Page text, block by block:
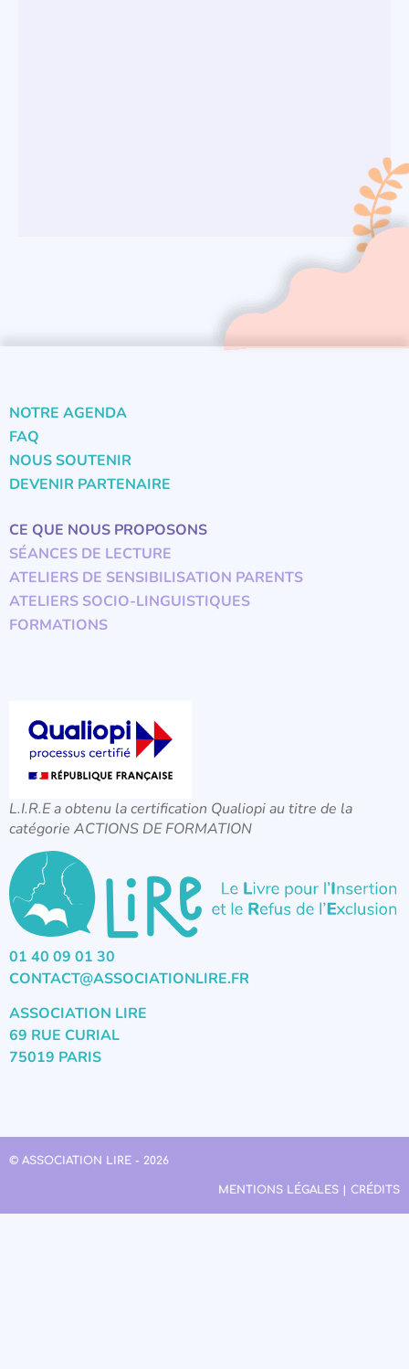
NOTRE AGENDA
FAQ
NOUS SOUTENIR
DEVENIR PARTENAIRE
CE QUE NOUS PROPOSONS
SÉANCES DE LECTURE
ATELIERS DE SENSIBILISATION PARENTS
ATELIERS SOCIO-LINGUISTIQUES
FORMATIONS
L.I.R.E a obtenu la certification Qualiopi au titre de la
catégorie ACTIONS DE FORMATION
01 40 09 01 30
CONTACT@ASSOCIATIONLIRE.FR
ASSOCIATION LIRE
69 RUE CURIAL
75019 PARIS
© ASSOCIATION LIRE - 2026
MENTIONS LÉGALES | CRÉDITS